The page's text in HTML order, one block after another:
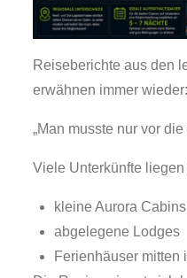
Reiseberichte aus den
erwähnen immer wieder:
„Man musste nur vor die
Viele Unterkünfte liegen
kleine Aurora Cabins
abgelegene Lodges
Ferienhäuser mitten